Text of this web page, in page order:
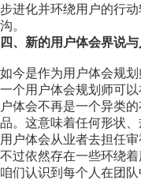
步进化并环绕用户的行
沟。
四、新的用户体会界说
如今是作为用户体会规
一个用户体会规划师可
户体会不再是一个异类
品。这意味着任何形状
用户体会从业者去担任
不过依然存在一些环绕
咱们认识到每个人在团